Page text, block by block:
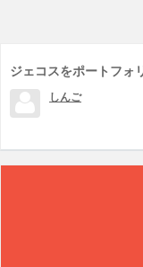
ジェコスをポートフォ
しんご